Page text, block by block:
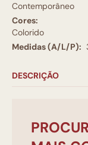
Contemporâneo
Cores:
Colorido
Medidas (A/L/P):
DESCRIÇÃO